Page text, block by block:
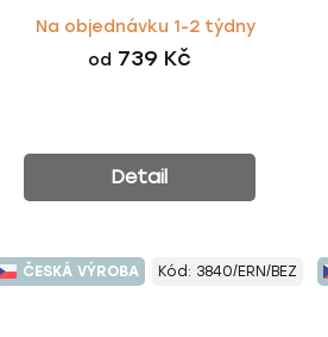
Na objednávku 1-2 týdny
od 739 Kč
Detail
ČESKÁ VÝROBA Kód: 3840/ERN/BEZ